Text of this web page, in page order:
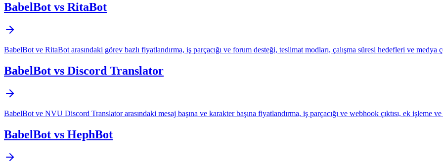
BabelBot vs RitaBot
BabelBot ve RitaBot arasındaki görev bazlı fiyatlandırma, iş parçacığı ve forum desteği, teslimat modları, çalışma süresi hedefleri ve medya
BabelBot vs Discord Translator
BabelBot ve NVU Discord Translator arasındaki mesaj başına ve karakter başına fiyatlandırma, iş parçacığı ve webhook çıktısı, ek işleme ve
BabelBot vs HephBot